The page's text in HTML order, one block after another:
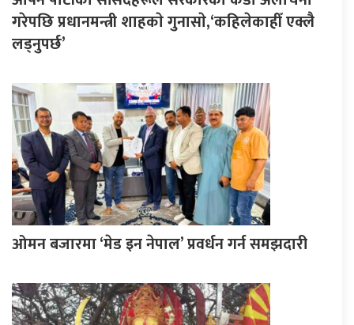
गरेपछि प्रधानमन्त्री शाहकाे गुनासाे,‘कहिलेकाहीँ एक्लै
लड्नुपर्छ’
ओमन बजारमा ‘मेड इन नेपाल’ प्रवर्धन गर्न समझदारी